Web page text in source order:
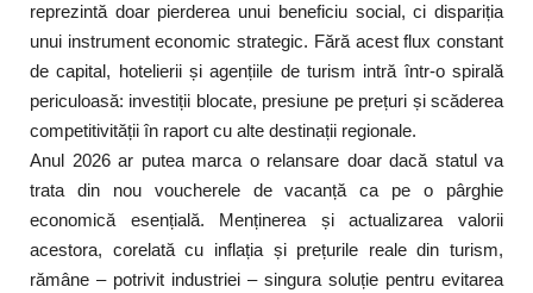
reprezintă doar pierderea unui beneficiu social, ci dispariția
unui instrument economic strategic. Fără acest flux constant
de capital, hotelierii și agențiile de turism intră într-o spirală
periculoasă: investiții blocate, presiune pe prețuri și scăderea
competitivității în raport cu alte destinații regionale.
Anul 2026 ar putea marca o relansare doar dacă statul va
trata din nou voucherele de vacanță ca pe o pârghie
economică esențială. Menținerea și actualizarea valorii
acestora, corelată cu inflația și prețurile reale din turism,
rămâne – potrivit industriei – singura soluție pentru evitarea